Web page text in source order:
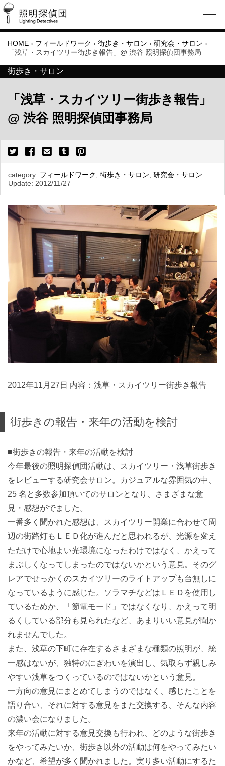
HOME › フィールドワーク › 街歩き・サロン › 研究会・サロン ›
「浅草・スカイツリー街歩き報告」@ 渋谷 照明探偵団事務局
街歩き・サロン
「浅草・スカイツリー街歩き報告」
@ 渋谷 照明探偵団事務局
category: フィールドワーク , 街歩き・サロン, 研究会・サロン
Update: 2012/11/27
2012年11月27日 内容：浅草・スカイツリー街歩き報告
街歩きの報告・来年の活動を検討
■街歩きの報告・来年の活動を検討
今年最後の照明探偵団活動は、スカイツリー・浅草街歩き
をレビューする研究会サロン。カジュアルな雰囲気の中、
25 名と多数参加頂いてのサロンとなり、さまざまな意
見・感想がでました。
一番多く聞かれた感想は、スカイツリー開業に合わせて周
辺の街路灯もＬＥＤ化が進んだと思われるが、光源を変え
ただけで心地よい光環境になったわけではなく、かえって
まぶしくなってしまったのではないかという意見。そのグ
レアでせっかくのスカイツリーのライトアップも台無しに
なっているように感じた。ソラマチなどはＬＥＤを使用し
ているためか、「節電モード」ではなくなり、かえって明
るくしている部分も見られたなど、あまりいい意見が聞か
れませんでした。
また、浅草の下町に存在するさまざまな種類の照明が、統
一感はないが、独特のにぎわいを演出し、気取らず親しみ
やすい浅草をつくっているのではないかという意見。
一方向の意見にまとめてしまうのではなく、感じたことを
語り合い、それに対する意見をまた交換する、そんな内容
の濃い会になりました。
来年の活動に対する意見交換も行われ、どのような街歩き
をやってみたいか、街歩き以外の活動は何をやってみたい
かなど、希望が多く聞かれました。実り多い活動にするた